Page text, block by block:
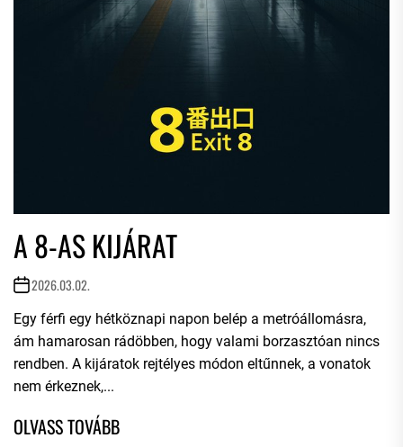
A 8-AS KIJÁRAT
2026.03.02.
Egy férfi egy hétköznapi napon belép a metróállomásra,
ám hamarosan rádöbben, hogy valami borzasztóan nincs
rendben. A kijáratok rejtélyes módon eltűnnek, a vonatok
nem érkeznek,...